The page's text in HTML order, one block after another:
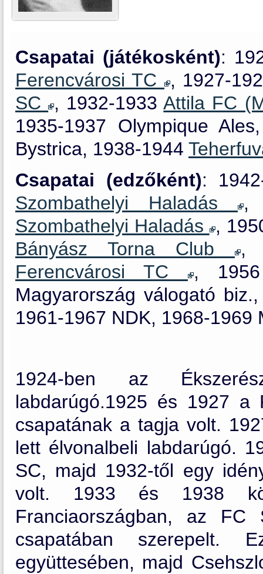
Csapatai (játékosként):
Ferencvárosi TC
, 1927-
SC , 1932-1933Attila FC
1935-1937 Olympique
Bystrica, 1938-1944
Csapatai (edzőként):
Szombathelyi Haladás
,
Szombathelyi Haladás ,
Bányász Torna Club
,
Ferencvárosi TC
, 1956
Magyarország válogató
1961-1967 NDK, 1968-1969
1924-ben az
labdarúgó.1925 és 1927 a
csapatának a tagja volt.
lett élvonalbeli labdarúgó.
SC, majd 1932-től egy
volt. 1933 és 1938
Franciaországban, az
csapatában szerepelt.
együttesében, majd